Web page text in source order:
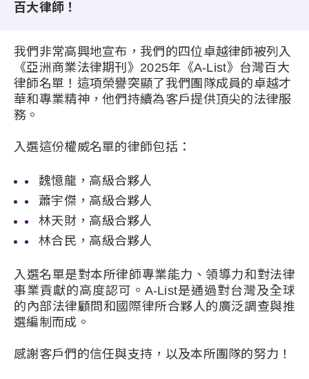
百大律師！
我們非常高興地宣布，我們的四位卓越律師被列入
《亞洲商業法律期刊》2025年《A-List》台灣百大
律師名單！這項榮譽突顯了我們團隊成員的卓越才
華和專業精神，他們持續為客戶提供頂尖的法律服
務。
入選這份權威名單的律師包括：
魏憶龍，高級合夥人
蕭宇傑，高級合夥人
林天財，高級合夥人
林合民，高級合夥人
入選名單是對本所律師專業能力、領導力和對法律
事業貢獻的高度認可。A-List是通過對台灣及全球
的內部法律顧問和國際律所合夥人的廣泛調查與推
選編制而成。
感謝客戶們的信任與支持，以及本所團隊的努力！